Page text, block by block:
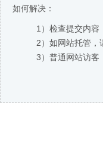
如何解决：
1）检查提交内容
2）如网站托管，
3）普通网站访客